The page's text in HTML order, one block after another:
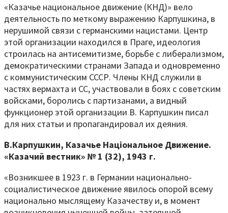
«Казачье национальное движение (КНД)» вело
деятельность по меткому выражению Карпушкина, в
нерушимой связи с германскими нацистами. Центр
этой организации находился в Праге, идеология
строилась на антисемитизме, борьбе с либерализмом,
демократическими странами Запада и одновременно
с коммунистическим СССР. Члены КНД служили в
частях вермахта и СС, участвовали в боях с советским
войсками, боролись с партизанами, а видный
функционер этой организации В. Карпушкин писал
для них статьи и пропагандировал их деяния.
В.Карпушкин, Казачье Національное Движение.
«Казачий вестник» № 1 (32), 1943 г.
«Возникшее в 1923 г. в Германии национально-
социалистическое движение явилось опорой всему
национально мыслящему Казачеству и, в момент